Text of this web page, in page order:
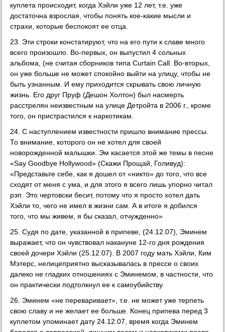
куплета происходит, когда Хэйли уже 12 лет, т.е. уже
достаточна взрослая, чтобы понять кое-какие мысли и
страхи, которые беспокоят ее отца.
23. Эти строки констатируют, что на его пути к славе много
всего произошло. Во-первых, он выпустил 4 сольных
альбома, (не считая сборников типа Curtain Call. Во-вторых,
он уже больше не может спокойно выйти на улицу, чтобы не
быть узнанным. И ему приходится скрывать свою личную
жизнь. Его друг Пруф (Дешон Холтон) был насмерть
расстрелян неизвестным на улице Детройта в 2006 г., кроме
того, он пристрастился к наркотикам.
24. С наступлением известности пришло внимание прессы.
То внимание, которого он не хотел для своей
новорожденной малышки. Эм касается этой же темы в песне
«Say Goodbye Hollywood» (Скажи Прощай, Голивуд):
«Представьте себе, как я дошел от «никто» до того, что все
сходят от меня с ума, и для этого я всего лишь упорно читал
рэп. Это чертовски бесит, потому что я просто хотел дать
Хэйли то, чего не имел в жизни сам. А в итоге я добился
того, что мы живем, я бы сказал, отчужденно»
25. Судя по дате, указанной в припеве, (24.12.07), Эминем
выражает, что он чувствовал накануне 12-го дня рождения
своей дочери Хэйли (25.12.07). В 2007 году мать Хэйли, Ким
Мэтерс, нелицеприятно высказывалась в прессе о своих
далеко не гладких отношениях с Эминемом, в частности, что
он практически подтолкнул ее к самоубийству.
26. Эминем «не переваривает», т.е. не может уже терпеть
свою славу и не желает ее больше. Конец припева перед 3
куплетом упоминает дату 24.12.07, время когда Эминем